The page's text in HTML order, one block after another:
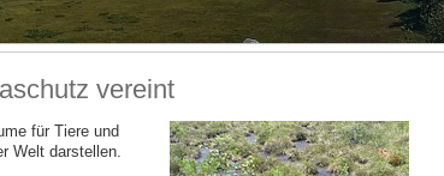
vereint
für Tiere und
Welt darstellen.